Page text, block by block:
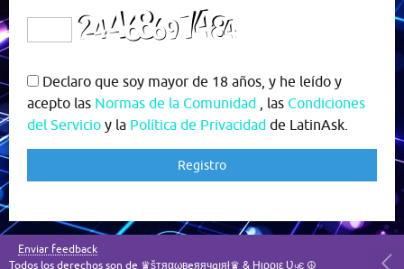
Declaro que soy mayor de 18 años, y he leído y
acepto las Normas de la Comunidad , las Condiciones
del Servicio y la Política de Privacidad de LatinAsk.
Enviar feedback
Todos los derechos son de ♛šтяαωвeяячgıяł♛ & Ӈιρριε Ʋყє ☮